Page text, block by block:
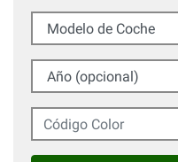
Modelo de Coche
Año (opcional)
Código Color